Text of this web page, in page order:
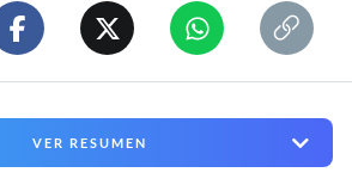
VER RESUMEN